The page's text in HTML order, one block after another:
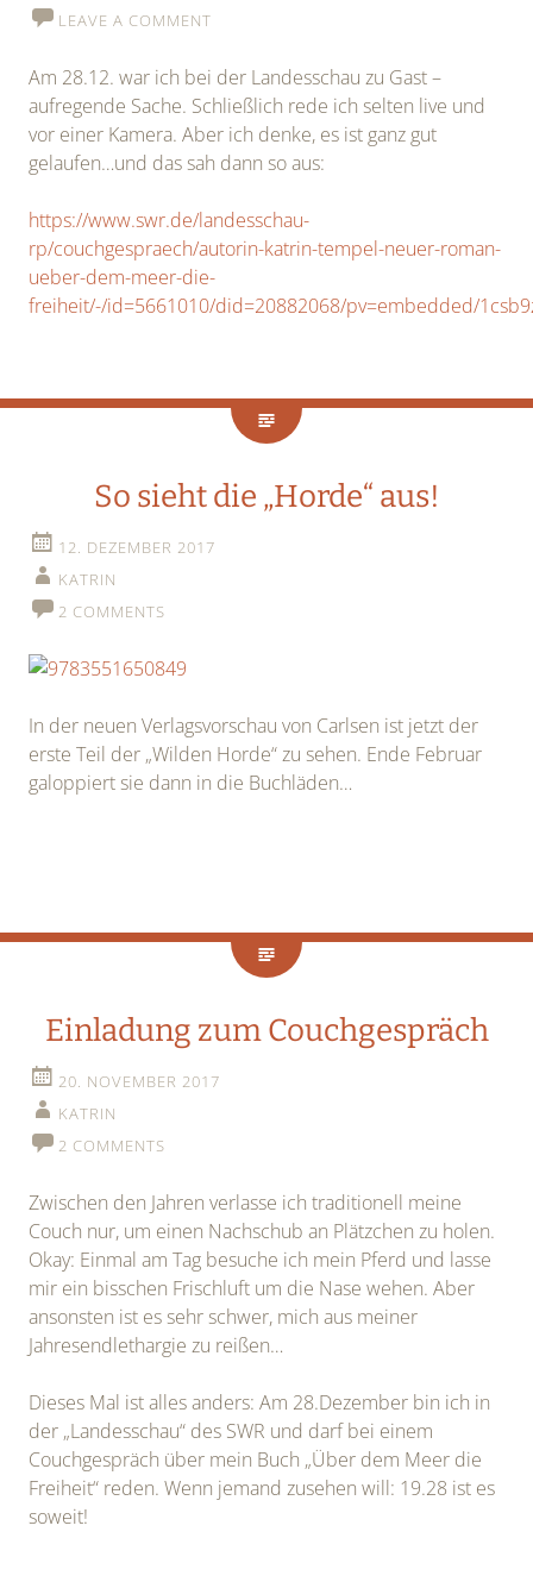
LEAVE A COMMENT
Am 28.12. war ich bei der Landesschau zu Gast –
aufregende Sache. Schließlich rede ich selten live und
vor einer Kamera. Aber ich denke, es ist ganz gut
gelaufen…und das sah dann so aus:
https://www.swr.de/landesschau-
rp/couchgespraech/autorin-katrin-tempel-neuer-roman-
ueber-dem-meer-die-
freiheit/-/id=5661010/did=20882068/pv=embedded/
So sieht die „Horde“ aus!
12. DEZEMBER 2017
KATRIN
2 COMMENTS
In der neuen Verlagsvorschau von Carlsen ist jetzt der
erste Teil der „Wilden Horde“ zu sehen. Ende Februar
galoppiert sie dann in die Buchläden…
Einladung zum Couchgespräch
20. NOVEMBER 2017
KATRIN
2 COMMENTS
Zwischen den Jahren verlasse ich traditionell meine
Couch nur, um einen Nachschub an Plätzchen zu holen.
Okay: Einmal am Tag besuche ich mein Pferd und lasse
mir ein bisschen Frischluft um die Nase wehen. Aber
ansonsten ist es sehr schwer, mich aus meiner
Jahresendlethargie zu reißen…
Dieses Mal ist alles anders: Am 28.Dezember bin ich in
der „Landesschau“ des SWR und darf bei einem
Couchgespräch über mein Buch „Über dem Meer die
Freiheit“ reden. Wenn jemand zusehen will: 19.28 ist es
soweit!